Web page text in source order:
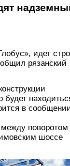
идет
рязанский
будет
в
поворотом
шоссе